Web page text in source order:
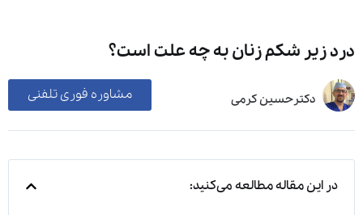
درد زیر شکم زنان به چه علت است؟
دکترحسین کرمی مشاوره فوری تلفنی
در این مقاله مطالعه می‌کنید: